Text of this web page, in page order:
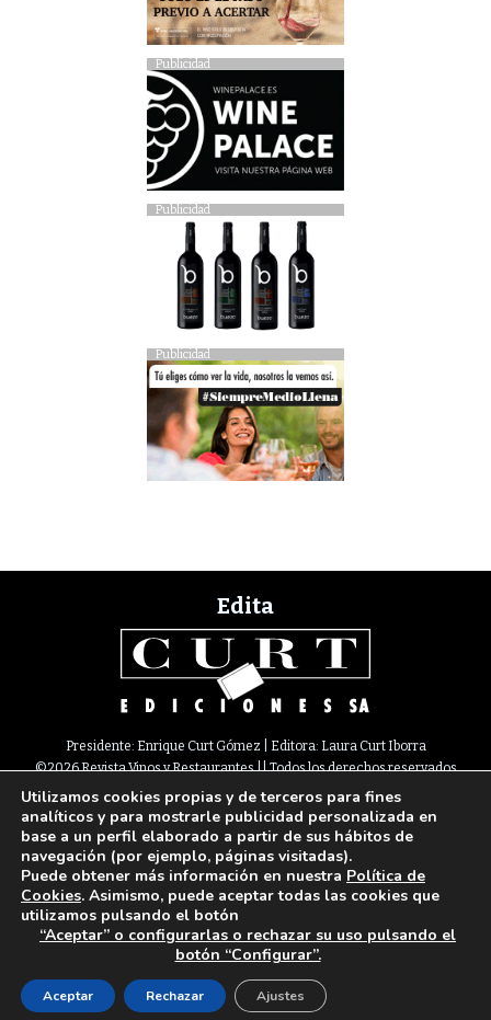
Publicidad
Publicidad
Publicidad
Edita
Presidente: Enrique Curt Gómez | Editora: Laura Curt Iborra
©2026 Revista Vinos y Restaurantes || Todos los derechos reservados
Newsletter Nota legal Política de Cookies Suscripción
Contacto
Paseo de Gracia, 63. 1º 2ª. 08008 Barcelona |933 180 101¦ Fax 933 183 505
Select Language ▼
Utilizamos cookies propias y de terceros para fines
analíticos y para mostrarle publicidad personalizada en
base a un perfil elaborado a partir de sus hábitos de
navegación (por ejemplo, páginas visitadas).
Puede obtener más información en nuestra Política de
Cookies. Asimismo, puede aceptar todas las cookies que
utilizamos pulsando el botón
“Aceptar” o configurarlas o rechazar su uso pulsando el
botón “Configurar”.
Aceptar Rechazar Ajustes